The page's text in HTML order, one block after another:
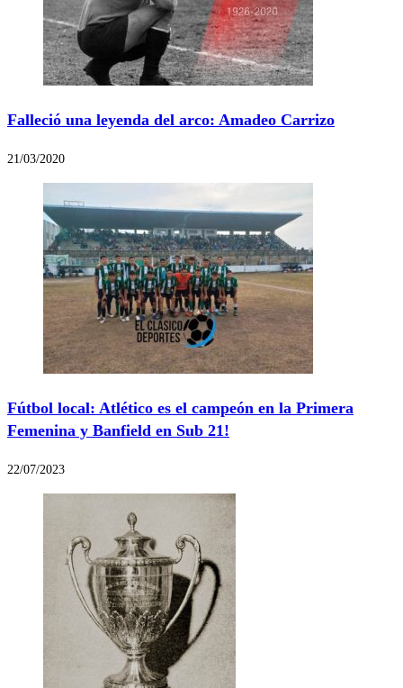
Falleció una leyenda del arco: Amadeo Carrizo
21/03/2020
Fútbol local: Atlético es el campeón en la Primera
Femenina y Banfield en Sub 21!
22/07/2023